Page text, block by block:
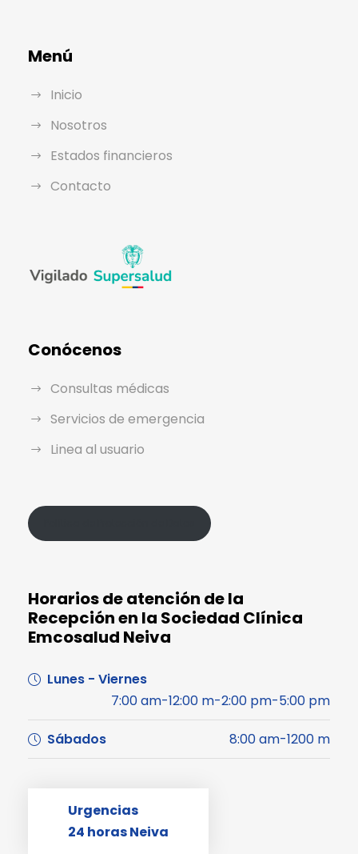
Menú
Inicio
Nosotros
Estados financieros
Contacto
Conócenos
Consultas médicas
Servicios de emergencia
Linea al usuario
Horarios de atención de la
Recepción en la Sociedad Clínica
Emcosalud Neiva
Lunes - Viernes
7:00 am-12:00 m-2:00 pm-5:00 pm
Sábados 8:00 am-1200 m
Urgencias
24 horas Neiva